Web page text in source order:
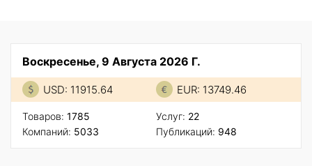
Воскресенье, 9 Августа 2026 Г.
USD: 11915.64 EUR: 13749.46
Товаров: 1785
Компаний: 5033
Услуг: 22
Публикаций: 948